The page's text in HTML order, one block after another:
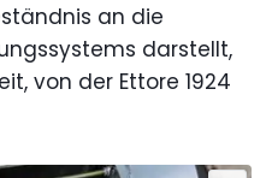
an die
darstellt,
von der Ettore 1924